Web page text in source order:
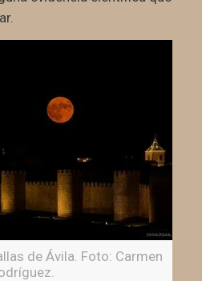
de Ávila. Foto: Carmen